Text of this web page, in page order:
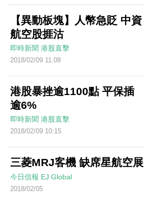
【異動板塊】人幣急貶 中資
航空股捱沽
即時新聞 港股直擊
2018/02/09 11:08
港股暴挫逾1100點 平保插
逾6%
即時新聞 港股直擊
2018/02/09 10:15
三菱MRJ客機 缺席星航空展
今日信報 EJ Global
2018/02/05